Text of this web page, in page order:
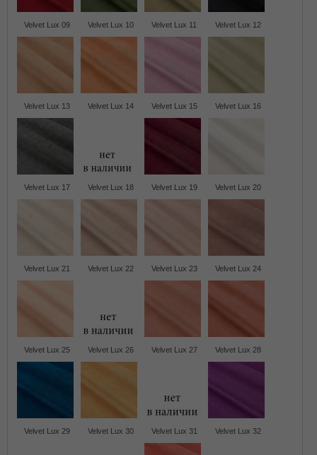
Velvet Lux 09 Velvet Lux 10 Velvet Lux 11 Velvet Lux 12
Velvet Lux 13 Velvet Lux 14 Velvet Lux 15 Velvet Lux 16
Velvet Lux 17 Velvet Lux 18 Velvet Lux 19 Velvet Lux 20
Velvet Lux 21 Velvet Lux 22 Velvet Lux 23 Velvet Lux 24
Velvet Lux 25 Velvet Lux 26 Velvet Lux 27 Velvet Lux 28
Velvet Lux 29 Velvet Lux 30 Velvet Lux 31 Velvet Lux 32